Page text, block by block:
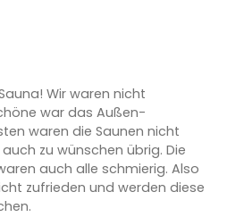
Wir waren nicht
war das Außen-
waren die Saunen nicht
zu wünschen übrig. Die
auch alle schmierig. Also
zufrieden und werden diese